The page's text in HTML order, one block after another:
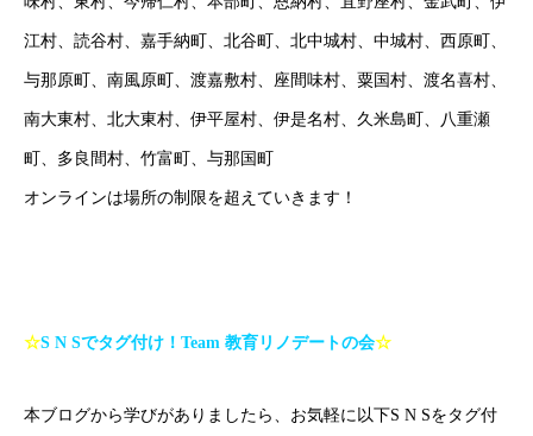
江村、読谷村、嘉手納町、北谷町、北中城村、中城村、西原町、
与那原町、南風原町、渡嘉敷村、座間味村、粟国村、渡名喜村、
南大東村、北大東村、伊平屋村、伊是名村、久米島町、八重瀬
町、多良間村、竹富町、与那国町
オンラインは場所の制限を超えていきます！
☆S N Sでタグ付け！ Team 教育リノデートの会☆
本ブログから学びがありましたら、お気軽に以下S N Sをタグ付